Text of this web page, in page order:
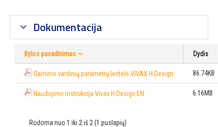
Dokumentacija
Bylos pavadinimas Dydis
Gaminio vardinių parametrų lentelė VIVAX H Design 86.74KB
Naudojimo instrukcija Vivax H Design EN 6.16MB
Rodoma nuo 1 iki 2 iš 2 (1 puslapių)